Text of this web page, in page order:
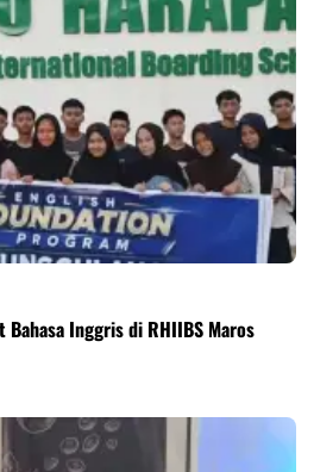
Bahasa Inggris di RHIIBS Maros